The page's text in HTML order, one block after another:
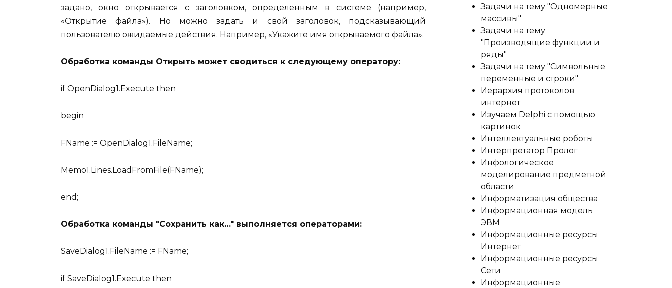
задано, окно открывается с заголовком, определенным в системе (например,
«Открытие файла»). Но можно задать и свой заголовок, подсказывающий
пользователю ожидаемые действия. Например, «Укажите имя открываемого файла».
Обработка команды Открыть может сводиться к следующему оператору:
if OpenDialog1.Execute then
begin
FName := OpenDialog1.FileName;
Memo1.Lines.LoadFromFile(FName);
end;
Обработка команды Сохранить как… выполняется операторами:
SaveDialog1.FileName := FName;
if SaveDialog1.Execute then
Задачи на тему "Одномерные
массивы"
Задачи на тему
"Производящие функции и
ряды"
Задачи на тему "Символьные
переменные и строки"
Иерархия протоколов
интернет
Изучаем Delphi с помощью
картинок
Интеллектуальные роботы
Интерпретатор Пролог
Инфологическое
моделирование предметной
области
Информатизация общества
Информационная модель
ЭВМ
Информационные ресурсы
Интернет
Информационные ресурсы
Сети
Информационные